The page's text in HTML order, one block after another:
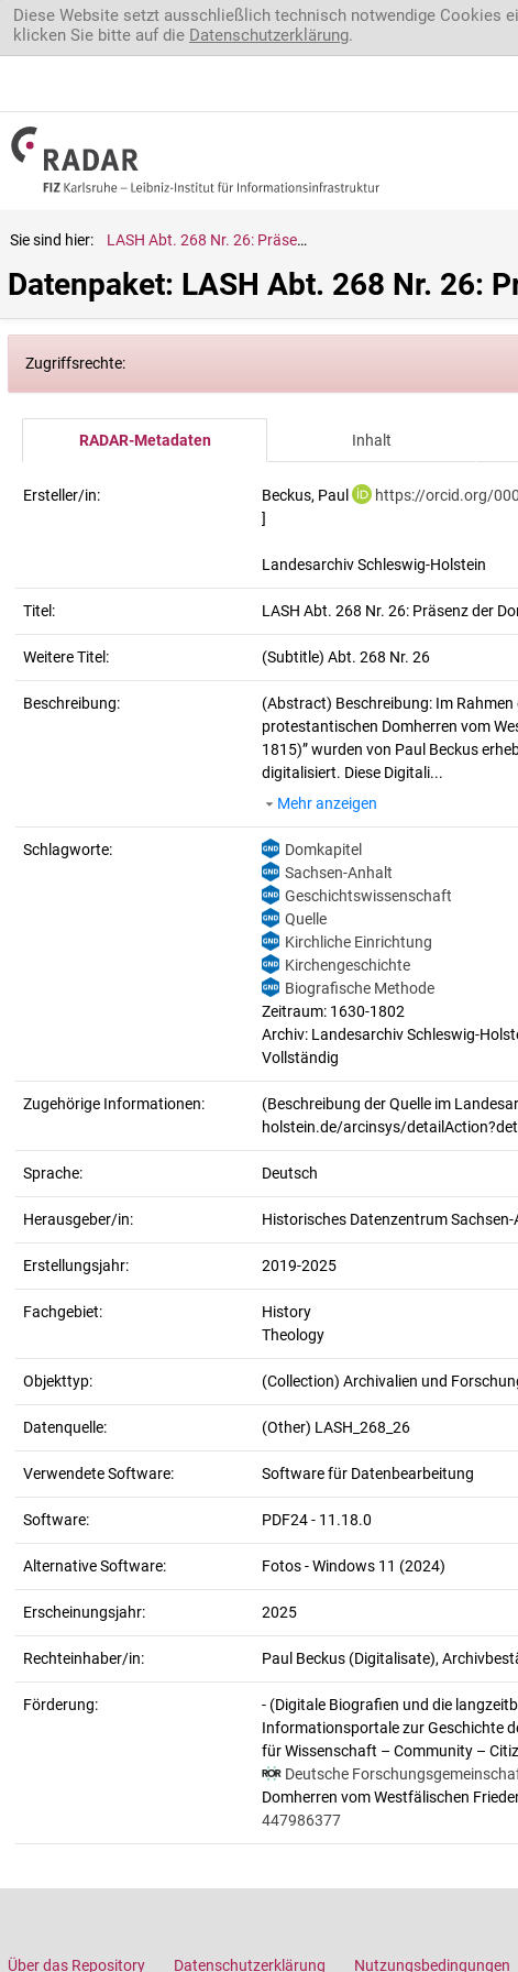
Direkt zum Inhalt
Diese Website setzt ausschließlich technisch notwendige Cookies
klicken Sie bitte auf die Datenschutzerklärung.
Sie sind hier: LASH Abt. 268 Nr. 26: Präsenz der Domherren zu Lübeck
Datenpaket: LASH Abt. 268 Nr. 26:
Zugriffsrechte:
RADAR-Metadaten Inhalt
Ersteller/in: Beckus, Paul https://orcid.org/
]
Landesarchiv Schleswig-Holstein
Titel: LASH Abt. 268 Nr. 26: Präsenz der
Weitere Titel: (Subtitle) Abt. 268 Nr. 26
Beschreibung: (Abstract) Beschreibung: Im Rahmen
protestantischen Domherren vom
1815)” wurden von Paul Beckus
digitalisiert. Diese Digitali...
Mehr anzeigen
Schlagworte:
Domkapitel
Sachsen-Anhalt
Geschichtswissenschaft
Quelle
Kirchliche Einrichtung
Kirchengeschichte
Biografische Methode
Zeitraum: 1630-1802
Archiv: Landesarchiv Schleswig-
Vollständig
Zugehörige Informationen:
(Beschreibung der Quelle im
holstein.de/arcinsys/
Sprache: Deutsch
Herausgeber/in: Historisches Datenzentrum Sachsen-
Erstellungsjahr: 2019-2025
Fachgebiet:
History
Theology
Objekttyp: (Collection) Archivalien und
Datenquelle: (Other) LASH_268_26
Verwendete Software: Software für Datenbearbeitung
Software: PDF24 - 11.18.0
Alternative Software: Fotos - Windows 11 (2024)
Erscheinungsjahr: 2025
Rechteinhaber/in: Paul Beckus (Digitalisate),
Förderung:
- (Digitale Biografien und die
Informationsportale zur Geschichte
für Wissenschaft – Community –
Deutsche
Domherren vom Westfälischen
447986377
Über das Repository Datenschutzerklärung Nutzungsbedingungen